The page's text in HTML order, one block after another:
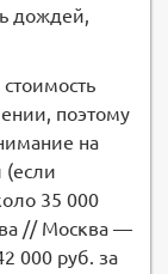
дождей,
поэтому
на
(если
35 000
// Москва —
000 руб. за